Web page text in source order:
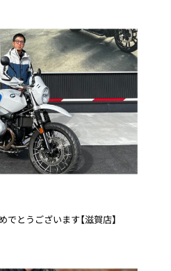
とうございます【滋賀店】